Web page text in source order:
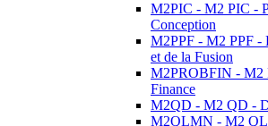
M2PIC - M2 PIC -
Conception
M2PPF - M2 PPF -
et de la Fusion
M2PROBFIN - M2
Finance
M2QD - M2 QD -
M2QLMN - M2